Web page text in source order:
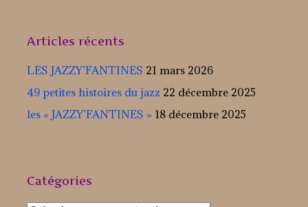
Articles récents
LES JAZZY’FANTINES 21 mars 2026
49 petites histoires du jazz 22 décembre 2025
les « JAZZY’FANTINES » 18 décembre 2025
Catégories